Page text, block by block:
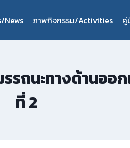
News ภาพกิจกรรม/Activities คู่
รถนะทางด้านอ
ที่ 2